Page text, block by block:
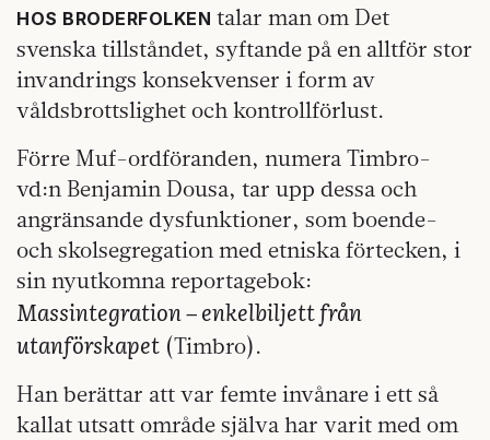
HOS BRODERFOLKEN talar man om Det
svenska tillståndet, syftande på en alltför stor
invandrings konsekvenser i form av
våldsbrottslighet och kontrollförlust.
Förre Muf-ordföranden, numera Timbro-
vd:n Benjamin Dousa, tar upp dessa och
angränsande dysfunktioner, som boende-
och skolsegregation med etniska förtecken, i
sin nyutkomna reportagebok:
Massintegration – enkelbiljett från
utanförskapet (Timbro).
Han berättar att var femte invånare i ett så
kallat utsatt område själva har varit med om